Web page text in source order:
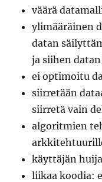
väärä
ylimääräinen
datan
ja siihen
ei optimoitu
siirretään
siirretä vain
algoritmien
käyttäjän
liikaa koodia: